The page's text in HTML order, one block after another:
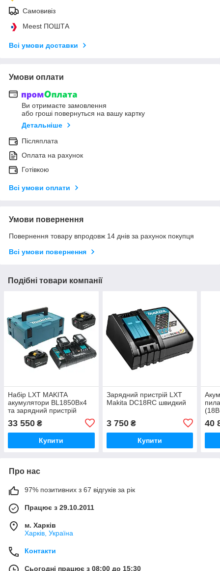
Самовивіз
Meest ПОШТА
Всі умови доставки
Умови оплати
Ви отримаєте замовлення
або гроші повернуться на вашу картку
Детальніше
Післяплата
Оплата на рахунок
Готівкою
Всі умови оплати
Умови повернення
Повернення товару впродовж 14 днів за рахунок покупця
Всі умови повернення
Подібні товари компанії
Набір LXT MAKITA
акумулятори BL1850Bx4
та зарядний пристрій
33 550 ₴
Купити
Зарядний пристрій LXT
Makita DC18RC швидкий
3 750₴
Купити
40
Про нас
97% позитивних з 67 відгуків за рік
Працює з 29.10.2011
м. Харків
Харків, Україна
Контакти
Сьогодні працює з 08:00 до 15:30